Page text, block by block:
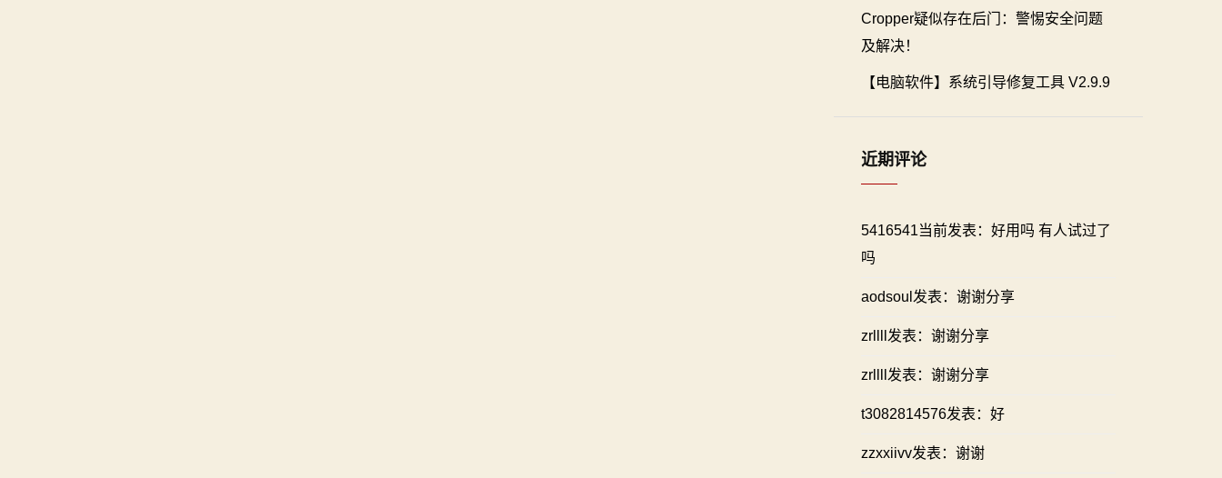
Cropper疑似存在后门：警惕安全问题
及解决！
【电脑软件】系统引导修复工具 V2.9.9
近期评论
5416541当前发表：好用吗 有人试过了
吗
aodsoul发表：谢谢分享
zrllll发表：谢谢分享
zrllll发表：谢谢分享
t3082814576发表：好
zzxxiivv发表：谢谢